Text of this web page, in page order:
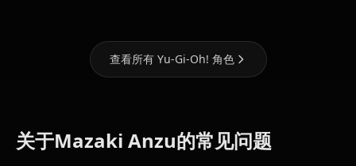
查看所有 Yu-Gi-Oh! 角色
关于Mazaki Anzu的常见问题